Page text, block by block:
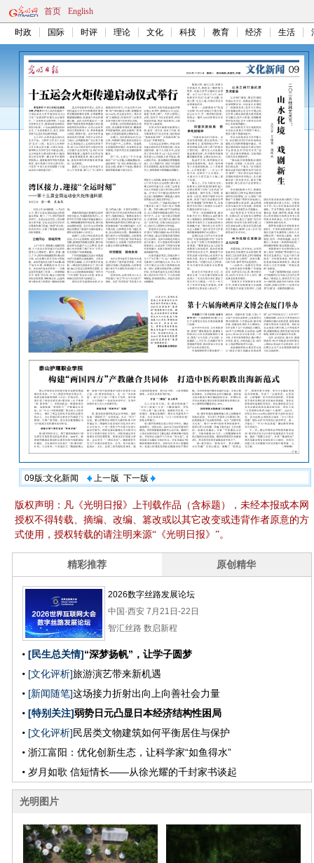
首页 English
时政 国际 时评 理论 文化 科技 教育 经济 生活
09版:文化新闻 上一版 下一版
版权声明：凡《光明日报》上刊载作品（含标题），未经本报或本网
授权不得转载、摘编、改编、篡改或以其它改变或违背作者原意的方
式使用，授权转载的请注明来源“《光明日报》”。